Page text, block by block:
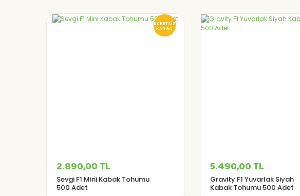
ÜCRETSİZ
KARGO
2.890,00 TL
Sevgi F1 Mini Kabak Tohumu
500 Adet
5.490,00 TL
Gravity F1 Yuvarlak Siyah
Kabak Tohumu 500 Adet